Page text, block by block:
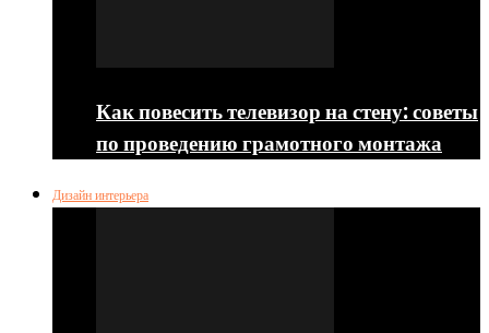
Как повесить телевизор на стену: советы
по проведению грамотного монтажа
Дизайн интерьера